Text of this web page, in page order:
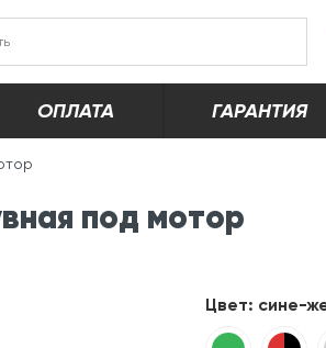
ОПЛАТА ГАРАНТИЯ
под мотор
Цвет: сине-